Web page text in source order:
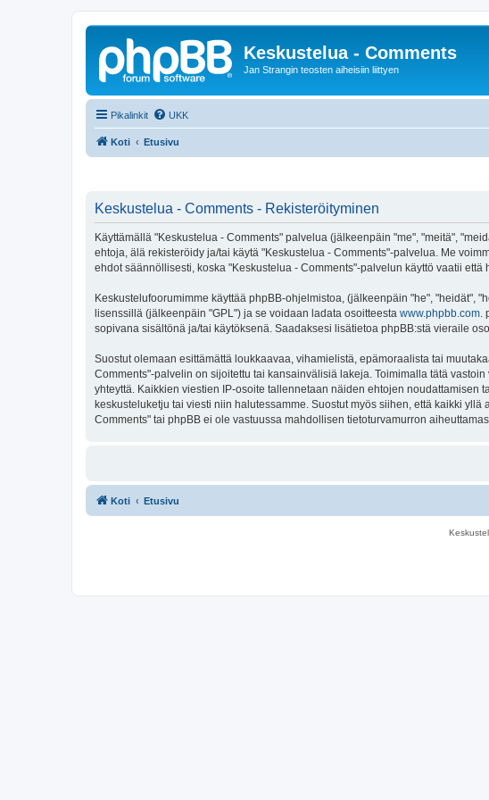
Keskustelua - Comments
Jan Strangin teosten aiheisiin liittyen
Pikalinkit UKK
Koti Etusivu
Keskustelua - Comments - Rekisteröityminen
Käyttämällä "Keskustelua - Comments" palvelua (jälkeenpäin "me", "meitä",
ehtoja, älä rekisteröidy ja/tai käytä "Keskustelua - Comments"-palvelua. Me
ehdot säännöllisesti, koska "Keskustelua - Comments"-palvelun käyttö vaatii
Keskustelufoorumimme käyttää phpBB-ohjelmistoa, (jälkeenpäin "he", "heidät",
lisenssillä (jälkeenpäin "GPL") ja se voidaan ladata osoitteesta www.phpbb.com.
sopivana sisältönä ja/tai käytöksenä. Saadaksesi lisätietoa phpBB:stä vieraile
Suostut olemaan esittämättä loukkaavaa, vihamielistä, epämoraalista tai
Comments"-palvelin on sijoitettu tai kansainvälisiä lakeja. Toimimalla tätä
yhteyttä. Kaikkien viestien IP-osoite tallennetaan näiden ehtojen noudattamisen
keskusteluketju tai viesti niin halutessamme. Suostut myös siihen, että kaikki
Comments" tai phpBB ei ole vastuussa mahdollisen tietoturvamurron
Koti Etusivu